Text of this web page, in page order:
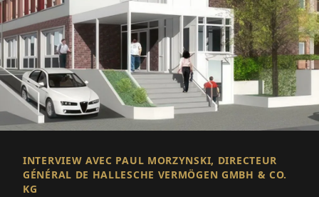
INTERVIEW AVEC PAUL MORZYNSKI, DIRECTEUR
GÉNÉRAL DE HALLESCHE VERMÖGEN GMBH & CO.
KG